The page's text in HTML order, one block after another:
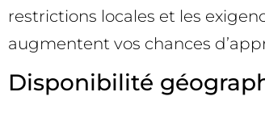
restrictions locales et les
augmentent vos chances
Disponibilité